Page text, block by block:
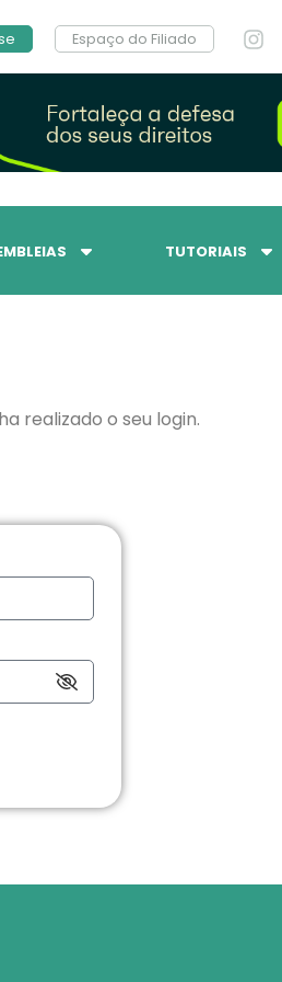
Espaço do Filiado
TUTORIAIS
realizado o seu login.